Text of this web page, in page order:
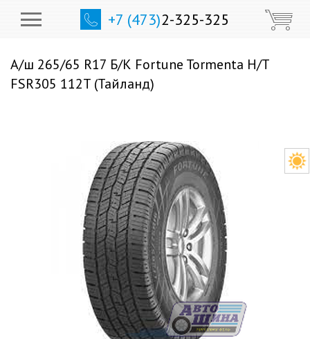
+7 (473)2-325-325
А/ш 265/65 R17 Б/К Fortune Tormenta H/T
FSR305 112T (Тайланд)